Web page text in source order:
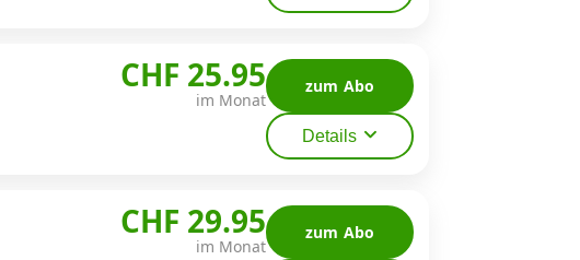
CHF 25.95
im Monat
zum Abo
Details
CHF 29.95
im Monat
zum Abo